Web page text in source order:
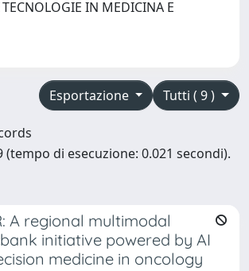
IN MEDICINA E
Tutti ( 9 )
Esportazione
(tempo di esecuzione: 0.021 secondi).
A regional multimodal
initiative powered by AI
medicine in oncology